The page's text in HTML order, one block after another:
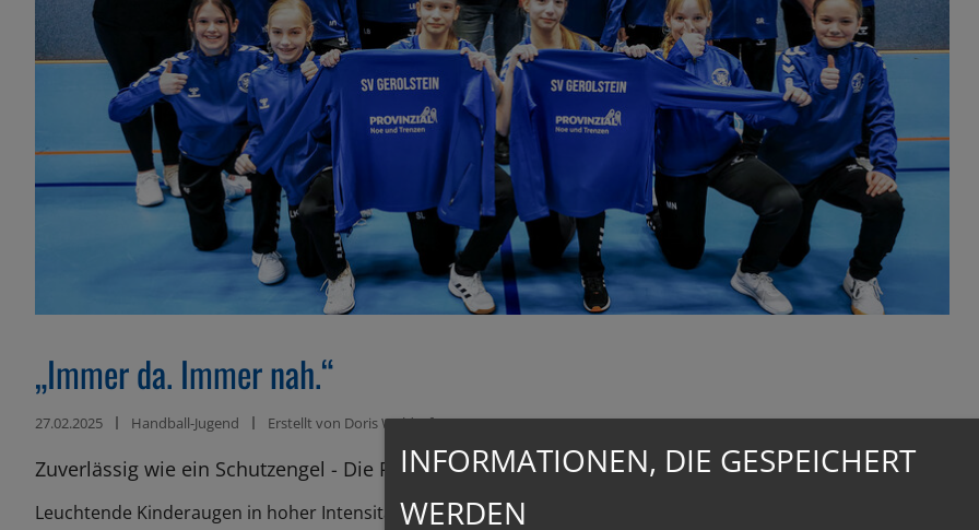
„Immer da. Immer nah.“
27.02.2025 Handball-Jugend Erstellt von Doris Waldorf
Zuverlässig wie ein Schutzengel - Die PROVINZIAL an unserer Seite!
Leuchtende Kinderaugen in hoher Intensität; strahlende Gesichter beim D-Jugend-Mädchen-HANDBALL-Team.
INFORMATIONEN, DIE GESPEICHERT
WERDEN